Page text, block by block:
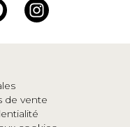
de vente